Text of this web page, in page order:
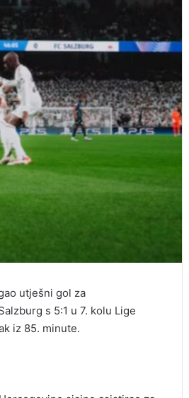
utješni gol za
s 5:1 u 7. kolu Lige
iz 85. minute.